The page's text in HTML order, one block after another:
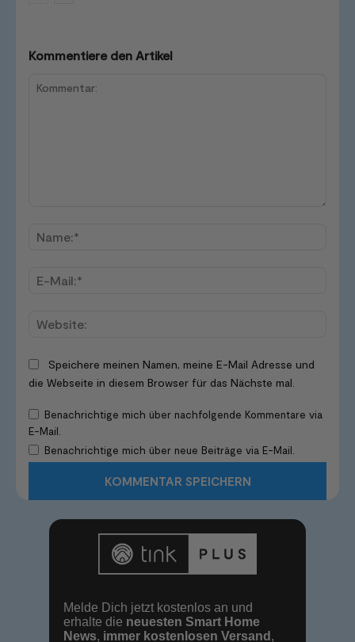
Kommentiere den Artikel
Speichere meinen Namen, meine E-Mail Adresse und
die Webseite in diesem Browser für das Nächste mal.
Benachrichtige mich über nachfolgende Kommentare via
E-Mail.
Benachrichtige mich über neue Beiträge via E-Mail.
Melde Dich jetzt kostenlos an und
erhalte die neuesten Smart Home
News, immer kostenlosen Versand ,